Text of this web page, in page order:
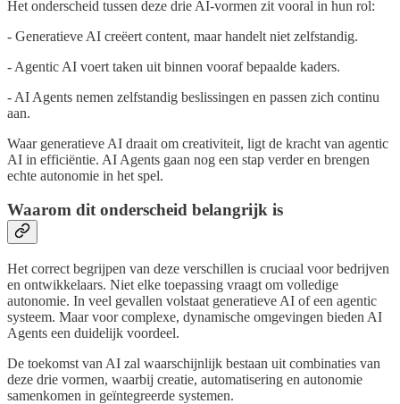
Het onderscheid tussen deze drie AI-vormen zit vooral in hun rol:
- Generatieve AI creëert content, maar handelt niet zelfstandig.
- Agentic AI voert taken uit binnen vooraf bepaalde kaders.
- AI Agents nemen zelfstandig beslissingen en passen zich continu
aan.
Waar generatieve AI draait om creativiteit, ligt de kracht van agentic
AI in efficiëntie. AI Agents gaan nog een stap verder en brengen
echte autonomie in het spel.
Waarom dit onderscheid belangrijk is
Het correct begrijpen van deze verschillen is cruciaal voor bedrijven
en ontwikkelaars. Niet elke toepassing vraagt om volledige
autonomie. In veel gevallen volstaat generatieve AI of een agentic
systeem. Maar voor complexe, dynamische omgevingen bieden AI
Agents een duidelijk voordeel.
De toekomst van AI zal waarschijnlijk bestaan uit combinaties van
deze drie vormen, waarbij creatie, automatisering en autonomie
samenkomen in geïntegreerde systemen.